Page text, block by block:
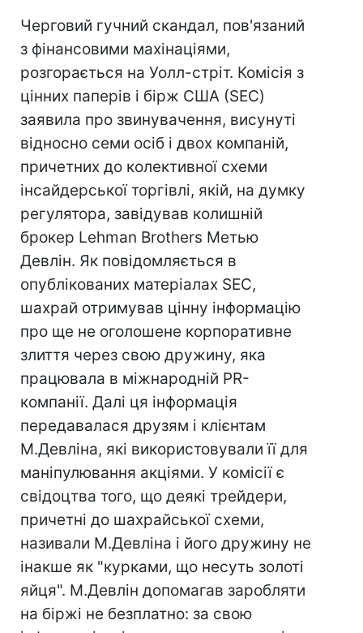
Черговий гучний скандал, пов'язаний
з фінансовими махінаціями,
розгорається на Уолл-стріт. Комісія з
цінних паперів і бірж США (SEC)
заявила про звинувачення, висунуті
відносно семи осіб і двох компаній,
причетних до колективної схеми
інсайдерської торгівлі, якій, на думку
регулятора, завідував колишній
брокер Lehman Brothers Метью
Девлін. Як повідомляється в
опублікованих матеріалах SEC,
шахрай отримував цінну інформацію
про ще не оголошене корпоративне
злиття через свою дружину, яка
працювала в міжнародній PR-
компанії. Далі ця інформація
передавалася друзям і клієнтам
М.Девліна, які використовували її для
маніпулювання акціями. У комісії є
свідоцтва того, що деякі трейдери,
причетні до шахрайської схеми,
називали М.Девліна і його дружину не
інакше як "курками, що несуть золоті
яйця". М.Девлін допомагав заробляти
на біржі не безплатно: за свою